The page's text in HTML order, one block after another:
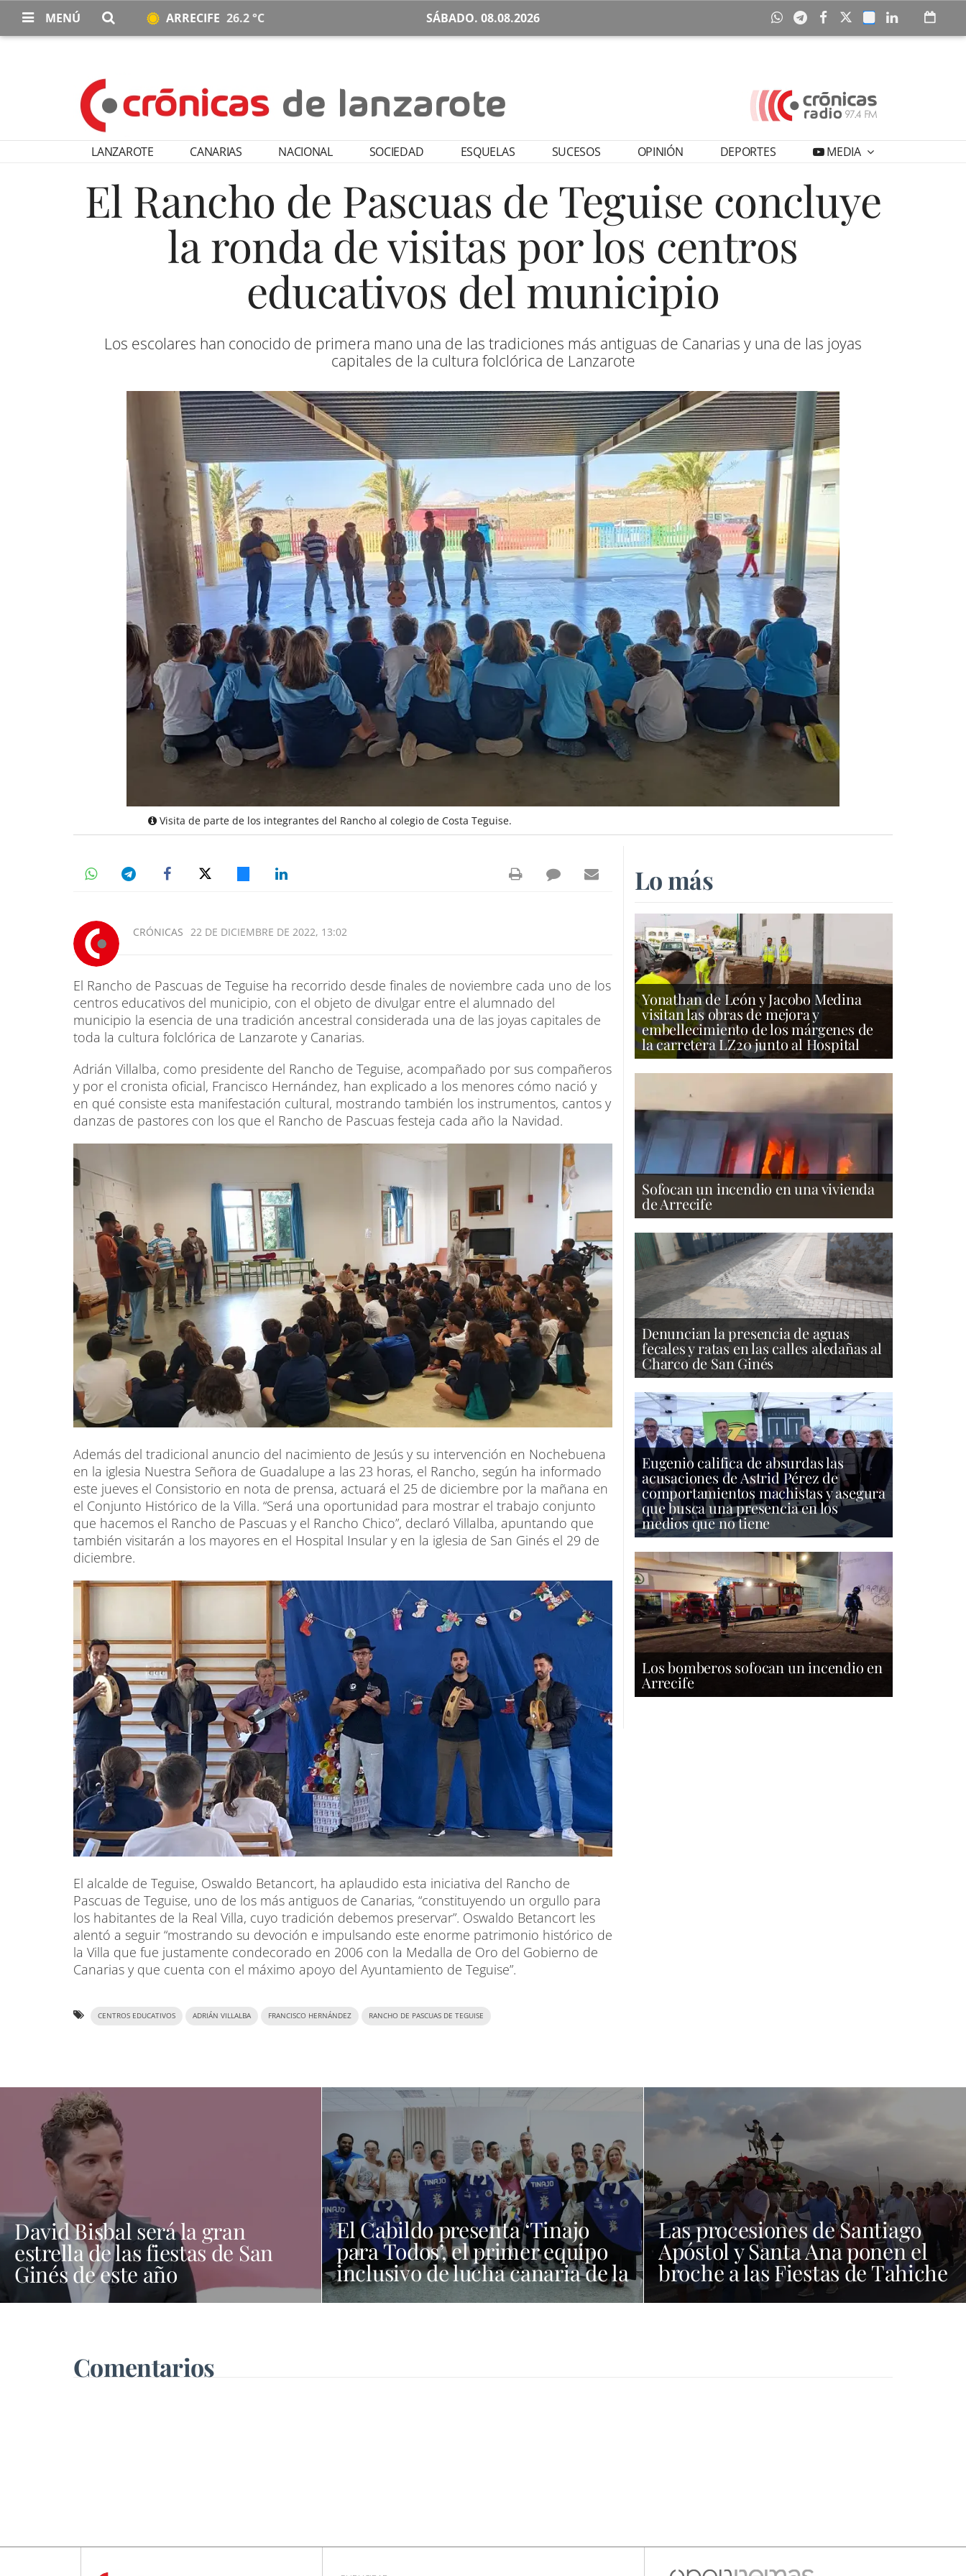
MENÚ ARRECIFE 26.2 °C SÁBADO. 08.08.2026
LANZAROTE CANARIAS NACIONAL SOCIEDAD ESQUELAS SUCESOS OPINIÓN DEPORTES MEDIA
El Rancho de Pascuas de Teguise concluye
la ronda de visitas por los centros
educativos del municipio
Los escolares han conocido de primera mano una de las tradiciones más antiguas de Canarias y una de las joyas
capitales de la cultura folclórica de Lanzarote
Visita de parte de los integrantes del Rancho al colegio de Costa Teguise.
CRÓNICAS 22 DE DICIEMBRE DE 2022, 13:02
El Rancho de Pascuas de Teguise ha recorrido desde finales de noviembre cada uno de los
centros educativos del municipio, con el objeto de divulgar entre el alumnado del
municipio la esencia de una tradición ancestral considerada una de las joyas capitales de
toda la cultura folclórica de Lanzarote y Canarias.
Adrián Villalba, como presidente del Rancho de Teguise, acompañado por sus compañeros
y por el cronista oficial, Francisco Hernández, han explicado a los menores cómo nació y
en qué consiste esta manifestación cultural, mostrando también los instrumentos, cantos y
danzas de pastores con los que el Rancho de Pascuas festeja cada año la Navidad.
Además del tradicional anuncio del nacimiento de Jesús y su intervención en Nochebuena
en la iglesia Nuestra Señora de Guadalupe a las 23 horas, el Rancho, según ha informado
este jueves el Consistorio en nota de prensa, actuará el 25 de diciembre por la mañana en
el Conjunto Histórico de la Villa. “Será una oportunidad para mostrar el trabajo conjunto
que hacemos el Rancho de Pascuas y el Rancho Chico”, declaró Villalba, apuntando que
también visitarán a los mayores en el Hospital Insular y en la iglesia de San Ginés el 29 de
diciembre.
El alcalde de Teguise, Oswaldo Betancort, ha aplaudido esta iniciativa del Rancho de
Pascuas de Teguise, uno de los más anti­guos de Canarias, “constitu­yendo un orgullo para
los ha­bitantes de la Real Villa, cuyo tradición debemos preservar”. Oswaldo Betancort les
alentó a seguir “mostrando su devoción e impulsando este enorme patrimonio histórico de
la Villa que fue justamente condecorado en 2006 con la Medalla de Oro del Gobierno de
Canarias y que cuenta con el máximo apoyo del Ayuntamiento de Teguise”.
CENTROS EDUCATIVOS ADRIÁN VILLALBA FRANCISCO HERNÁNDEZ RANCHO DE PASCUAS DE TEGUISE
Lo más
Yonathan de León y Jacobo Medina
visitan las obras de mejora y
embellecimiento de los márgenes de
la carretera LZ20 junto al Hospital
Sofocan un incendio en una vivienda
de Arrecife
Denuncian la presencia de aguas
fecales y ratas en las calles aledañas al
Charco de San Ginés
Eugenio califica de absurdas las
acusaciones de Astrid Pérez de
comportamientos machistas y asegura
que busca una presencia en los
medios que no tiene
Los bomberos sofocan un incendio en
Arrecife
David Bisbal será la gran
estrella de las fiestas de San
Ginés de este año
El Cabildo presenta ‘Tinajo
para Todos’, el primer equipo
inclusivo de lucha canaria de la
provincia
Las procesiones de Santiago
Apóstol y Santa Ana ponen el
broche a las Fiestas de Tahiche
2026
Comentarios